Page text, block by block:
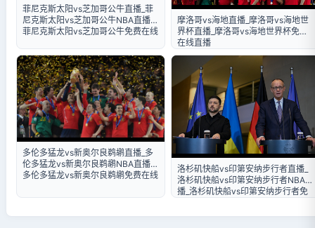
菲尼克斯太阳vs芝加哥公牛直播_菲
尼克斯太阳vs芝加哥公牛NBA直播_
菲尼克斯太阳vs芝加哥公牛免费在线
摩洛哥vs海地直播_摩洛哥vs海地世
界杯直播_摩洛哥vs海地世界杯免费
在线直播
多伦多猛龙vs新奥尔良鹈鹕直播_多
伦多猛龙vs新奥尔良鹈鹕NBA直播_
多伦多猛龙vs新奥尔良鹈鹕免费在线
洛杉矶快船vs印第安纳步行者直播_
洛杉矶快船vs印第安纳步行者NBA直
播_洛杉矶快船vs印第安纳步行者免